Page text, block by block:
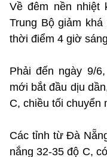
Về đêm nền nhiệt
Trung Bộ giảm
thời điểm 4 giờ
Phải đến ngày 9/
mới bắt đầu dịu
C, chiều tối chuyển
Các tỉnh từ Đà
nắng 32-35 độ C,